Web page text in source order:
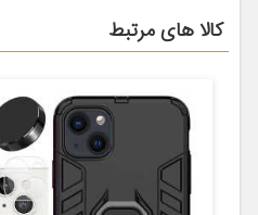
کالا های مرتبط